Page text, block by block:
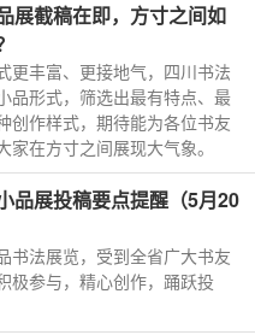
展截稿在即，方寸之间如
更丰富、更接地气，四川书法
品形式，筛选出最有特点、最
创作样式，期待能为各位书友
家在方寸之间展现大气象。
品展投稿要点提醒（5月20
书法展览，受到全省广大书友
极参与，精心创作，踊跃投